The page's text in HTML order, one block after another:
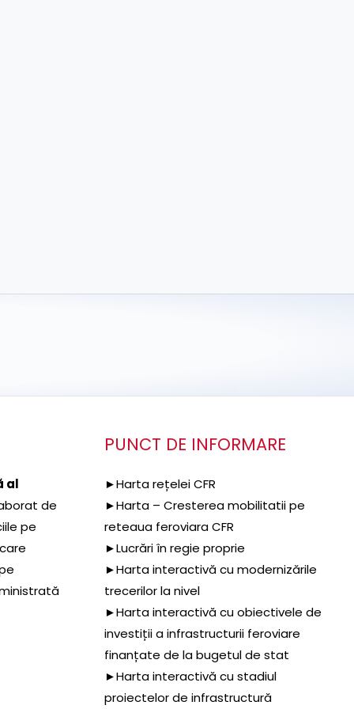
al
de
pe
PUNCT DE INFORMARE
►Harta rețelei CFR
►Harta – Cresterea mobilitatii pe
reteaua feroviara CFR
►Lucrări în regie proprie
►Harta interactivă cu modernizările
trecerilor la nivel
►Harta interactivă cu obiectivele de
investiții a infrastructurii feroviare
finanțate de la bugetul de stat
►Harta interactivă cu stadiul
proiectelor de infrastructură